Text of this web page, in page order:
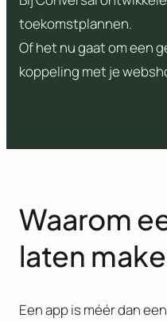
toekomstplannen.
Of het nu gaat om een
koppeling met je
Waarom
laten
Een app is méér dan